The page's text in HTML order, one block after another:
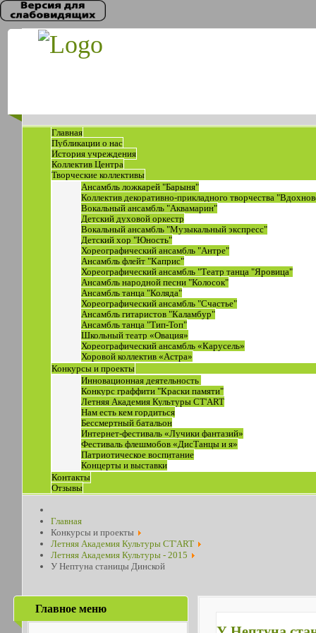
Главная
Публикации о нас
История учреждения
Коллектив Центра
Творческие коллективы
Ансамбль ложкарей "Барыня"
Коллектив декоративно-прикладного творчества
Вокальный ансамбль "Аквамарин"
Детский духовой оркестр
Вокальный ансамбль "Музыкальный экспресс"
Детский хор "Юность"
Хореографический ансамбль "Антре"
Ансамбль флейт "Каприс"
Хореографический ансамбль "Театр танца "Яровица"
Ансамбль народной песни "Колосок"
Ансамбль танца "Коляда"
Хореографический ансамбль "Счастье"
Ансамбль гитаристов "Каламбур"
Ансамбль танца "Тип-Топ"
Школьный театр «Овация»
Хореографический ансамбль «Карусель»
Хоровой коллектив «Астра»
Конкурсы и проекты
Инновационная деятельность
Конкурс граффити "Краски памяти"
Летняя Академия Культуры СТ'ART
Нам есть кем гордиться
Бессмертный батальон
Интернет-фестиваль «Лучики фантазий»
Фестиваль флешмобов «ДисТанцы и я»
Патриотическое воспитание
Концерты и выставки
Контакты
Отзывы
Главная
Конкурсы и проекты
Летняя Академия Культуры СТ'ART
Летняя Академия Культуры - 2015
У Нептуна станицы Динской
Главное меню